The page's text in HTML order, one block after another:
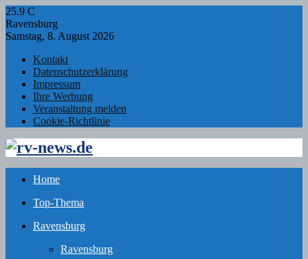
25.9 C
Ravensburg
Samstag, 8. August 2026
Kontakt
Datenschutzerklärung
Impressum
Ihre Werbung
Veranstaltung melden
Cookie-Richtlinie
Facebook
Twitter
Instagram
Email
Rss
Home
Top-Thema
Ravensburg
Ravensburg